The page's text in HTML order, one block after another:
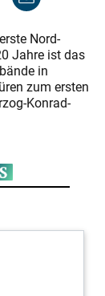
Nord-
Jahre ist das
in
zum ersten
Konrad-